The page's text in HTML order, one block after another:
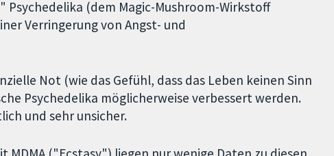
(dem Magic-Mushroom-Wirkstoff
Verringerung von Angst- und
Not (wie das Gefühl, dass das Leben keinen Sinn
Psychedelika möglicherweise verbessert werden.
und sehr unsicher.